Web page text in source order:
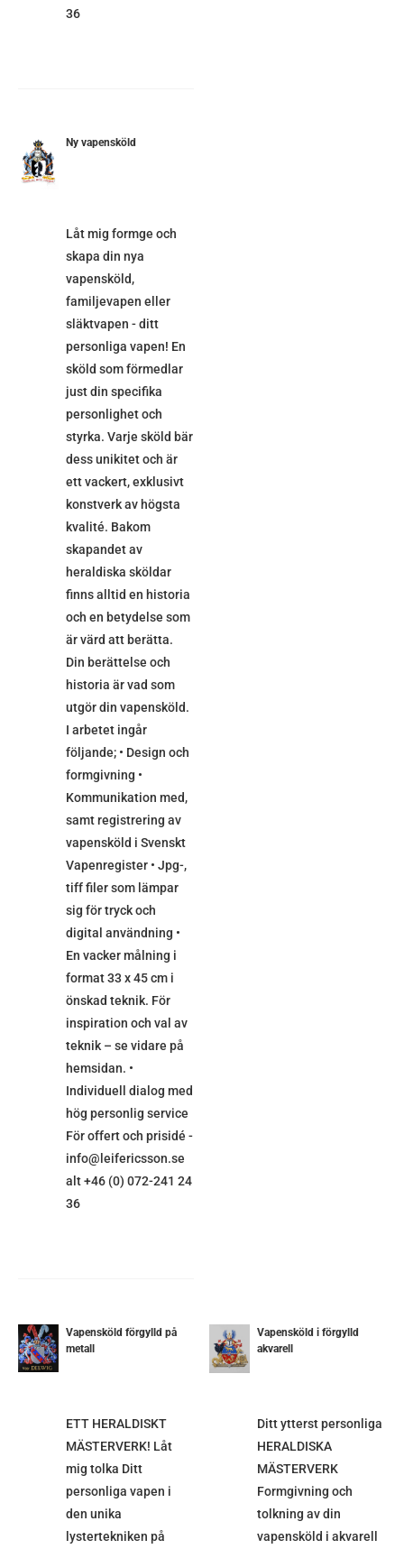
36
Ny vapensköld
Låt mig formge och
skapa din nya
vapensköld,
familjevapen eller
släktvapen - ditt
personliga vapen! En
sköld som förmedlar
just din specifika
personlighet och
styrka. Varje sköld bär
dess unikitet och är
ett vackert, exklusivt
konstverk av högsta
kvalité. Bakom
skapandet av
heraldiska sköldar
finns alltid en historia
och en betydelse som
är värd att berätta.
Din berättelse och
historia är vad som
utgör din vapensköld.
I arbetet ingår
följande; • Design och
formgivning •
Kommunikation med,
samt registrering av
vapensköld i Svenskt
Vapenregister • Jpg-,
tiff filer som lämpar
sig för tryck och
digital användning •
En vacker målning i
format 33 x 45 cm i
önskad teknik. För
inspiration och val av
teknik – se vidare på
hemsidan. •
Individuell dialog med
hög personlig service
För offert och prisidé -
info@leifericsson.se
alt +46 (0) 072-241 24
36
Vapensköld förgylld på
metall
ETT HERALDISKT
MÄSTERVERK! Låt
mig tolka Ditt
personliga vapen i
den unika
lystertekniken på
DETALJER
Vapensköld i förgylld
akvarell
Ditt ytterst personliga
HERALDISKA
MÄSTERVERK
Formgivning och
tolkning av din
vapensköld i akvarell